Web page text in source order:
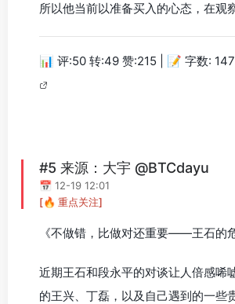
所以他当前以准备买入的心态，在观察
📊 评:50 转:49 赞:215 | 📝 字数: 147
#5 来源：大宇 @BTCdayu
📅 12-19 12:01
[🔥 重点关注]
《不做错，比做对还重要——王石的
近期王石和段永平的对谈让人倍感唏
的王兴、丁磊，以及自己遇到的一些